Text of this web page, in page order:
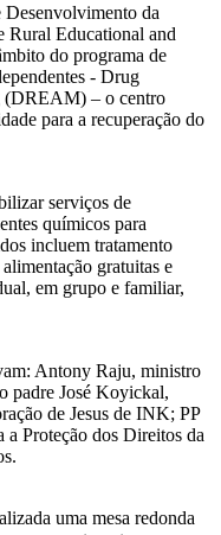
Desenvolvimento da
Rural Educational and
do programa de
- Drug
(DREAM) – o centro
para a recuperação do
serviços de
químicos para
incluem tratamento
gratuitas e
em grupo e familiar,
Antony Raju, ministro
padre José Koyickal,
de Jesus de INK; PP
a Proteção dos Direitos da
uma mesa redonda